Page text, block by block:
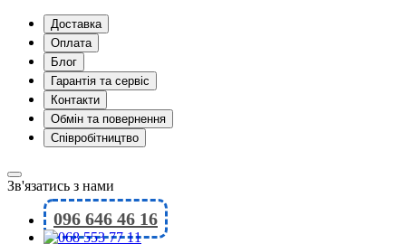
Доставка
Оплата
Блог
Гарантія та сервіс
Контакти
Обмін та повернення
Співробітництво
Зв'язатись з нами
096 646 46 16